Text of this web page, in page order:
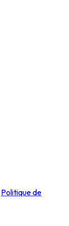
Politique de